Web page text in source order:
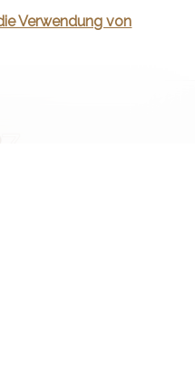
Verwendung von